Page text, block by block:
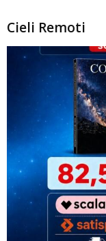
Cieli Remoti